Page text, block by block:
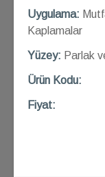
Uygulama:
Kaplamalar
Yüzey: Parlak
Ürün Kodu:
Fiyat: